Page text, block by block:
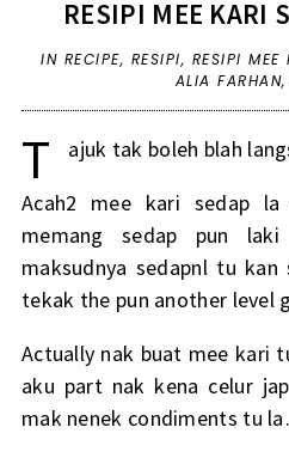
RESIPI MEE KARI
IN RECIPE, RESIPI, RESIPI MEE
ALIA FARHAN,
T
ajuk tak boleh blah
Acah2 mee kari sedap
memang sedap pun
maksudnya sedapnl tu
tekak the pun another level
Actually nak buat mee kari
aku part nak kena celur
mak nenek condiments tu